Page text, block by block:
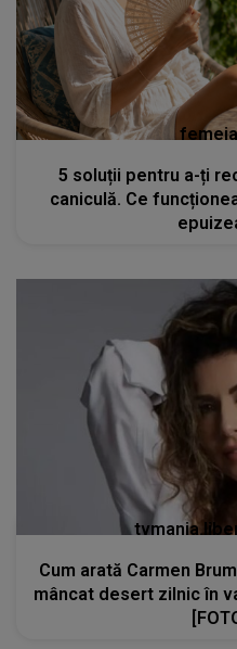
5 soluții pentru a-ți
caniculă. Ce
Cum arată Carmen
mâncat desert zilnic în